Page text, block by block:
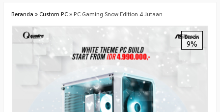
Beranda » Custom PC» PC Gaming Snow Edition 4 Jutaan
Diskon
9%